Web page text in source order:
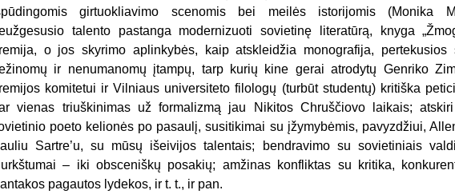
girtuokliavimo scenomis bei meilės istorijomis (Monika
talento pastanga modernizuoti sovietinę literatūrą, knyga
o jos skyrimo aplinkybės, kaip atskleidžia monografija, pertekusios
ir nenumanomų įtampų, tarp kurių kine gerai atrodytų Genriko
komitetui ir Vilniaus universiteto filologų (turbūt studentų) kritiška
vienas triuškinimas už formalizmą jau Nikitos Chruščiovo laikais;
poeto kelionės po pasaulį, susitikimai su įžymybėmis, pavyzdžiui,
Sartre’u, su mūsų išeivijos talentais; bendravimo su sovietiniais
– iki obsceniškų posakių; amžinas konfliktas su kritika,
pagautos lydekos, ir t. t., ir pan.